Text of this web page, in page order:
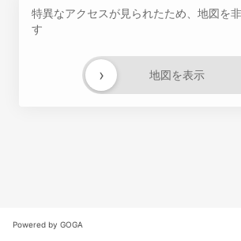
特異なアクセスが見られたため、地図を
す
地図を表示
›
Powered by GOGA